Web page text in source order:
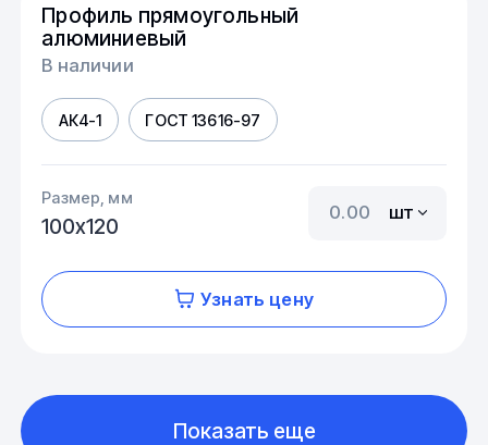
Профиль прямоугольный
алюминиевый
В наличии
АК4-1 ГОСТ 13616-97
Размер, мм
100х120
шт
Узнать цену
Показать еще